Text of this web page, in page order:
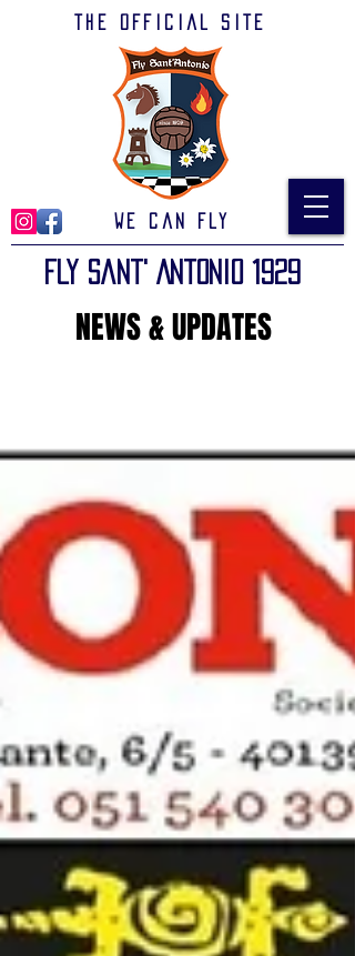
The official site
We can Fly
Fly Sant' Antonio 1929
NEWS & UPDATES